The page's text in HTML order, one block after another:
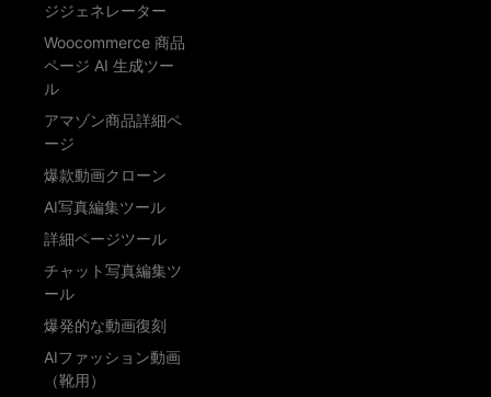
ジジェネレーター
Woocommerce 商品
ページ AI 生成ツー
ル
アマゾン商品詳細ペ
ージ
爆款動画クローン
AI写真編集ツール
詳細ページツール
チャット写真編集ツ
ール
爆発的な動画復刻
AIファッション動画
（靴用）